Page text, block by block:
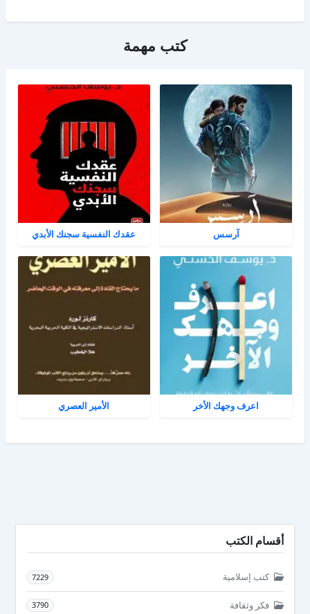
كتب مهمة
آرسس عقدك النفسية سجنك الأبدي
اعرف وجهك الأخر الأمير العصري
أقسام الكتب
كتب إسلامية 7229
فكر وثقافة 3790